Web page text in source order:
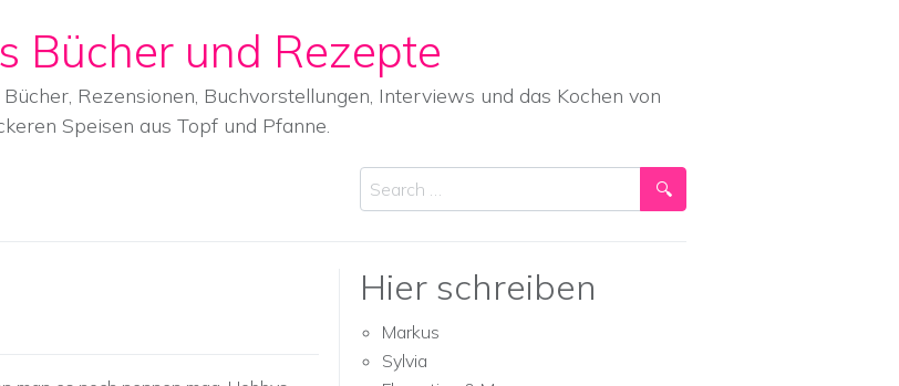
Bücher und Rezepte
Rezensionen, Buchvorstellungen, Interviews und das Kochen von
Speisen aus Topf und Pfanne.
Search
Hier schreiben
Markus
Sylvia